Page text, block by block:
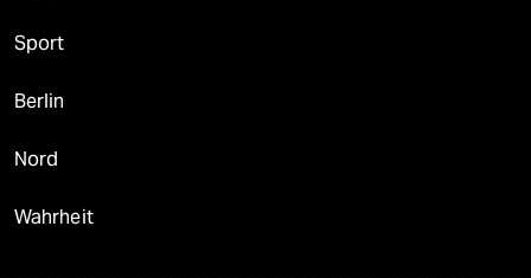
Sport
Berlin
Nord
Wahrheit